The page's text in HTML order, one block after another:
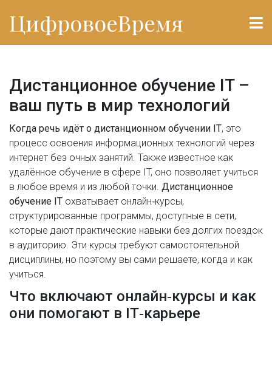
ЦифровоеВремя
Дистанционное обучение IT –
ваш путь в мир технологий
Когда речь идёт о дистанционном обучении IT, это
процесс освоения информационных технологий через
интернет без очных занятий. Также известное как
удалённое обучение в сфере IT, оно позволяет учиться
в любое время и из любой точки. Дистанционное
обучение IT охватывает онлайн‑курсы,
структурированные программы, доступные в сети,
которые дают практические навыки без долгих поездок
в аудиторию. Эти курсы требуют самостоятельной
дисциплины, но поэтому вы сами решаете, когда и как
учиться.
Что включают онлайн‑курсы и как
они помогают в IT‑карьере